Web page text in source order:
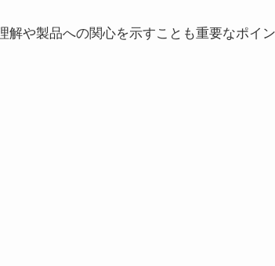
解や製品への関心を示すことも重要なポイン